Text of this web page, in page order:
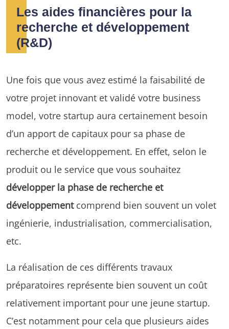
Les aides financières pour la
recherche et développement
(R&D)
Une fois que vous avez estimé la faisabilité de
votre projet innovant et validé votre business
model, votre startup aura certainement besoin
d’un apport de capitaux pour sa phase de
recherche et développement. En effet, selon le
produit ou le service que vous souhaitez
développer la phase de recherche et
développementcomprend bien souvent un volet
ingénierie, industrialisation, commercialisation,
etc.
La réalisation de ces différents travaux
préparatoires représente bien souvent un coût
relativement important pour une jeune startup.
C’est notamment pour cela que plusieurs aides